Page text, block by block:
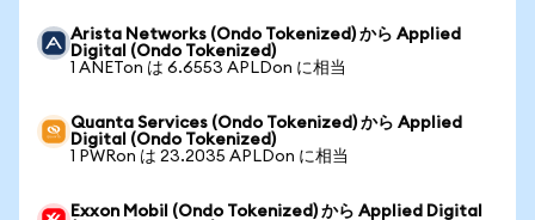
Arista Networks (Ondo Tokenized) から Applied
Digital (Ondo Tokenized)
1 ANETon は 6.6553 APLDon に相当
Quanta Services (Ondo Tokenized) から Applied
Digital (Ondo Tokenized)
1 PWRon は 23.2035 APLDon に相当
Exxon Mobil (Ondo Tokenized) から Applied Digital